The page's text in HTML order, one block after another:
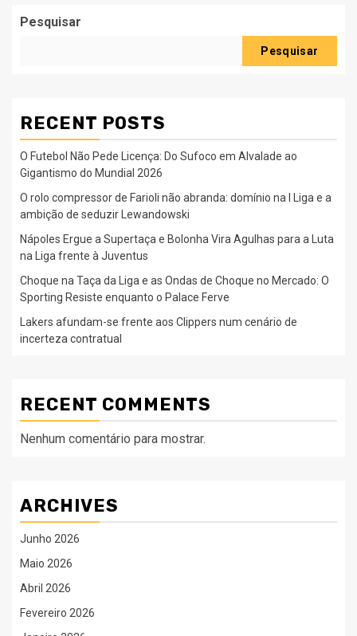
Pesquisar
Pesquisar
RECENT POSTS
O Futebol Não Pede Licença: Do Sufoco em Alvalade ao
Gigantismo do Mundial 2026
O rolo compressor de Farioli não abranda: domínio na I Liga e a
ambição de seduzir Lewandowski
Nápoles Ergue a Supertaça e Bolonha Vira Agulhas para a Luta
na Liga frente à Juventus
Choque na Taça da Liga e as Ondas de Choque no Mercado: O
Sporting Resiste enquanto o Palace Ferve
Lakers afundam-se frente aos Clippers num cenário de
incerteza contratual
RECENT COMMENTS
Nenhum comentário para mostrar.
ARCHIVES
Junho 2026
Maio 2026
Abril 2026
Fevereiro 2026